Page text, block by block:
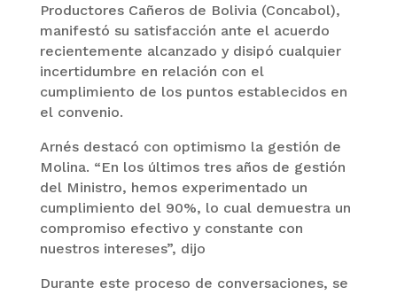
Productores Cañeros de Bolivia (Concabol),
manifestó su satisfacción ante el acuerdo
recientemente alcanzado y disipó cualquier
incertidumbre en relación con el
cumplimiento de los puntos establecidos en
el convenio.
Arnés destacó con optimismo la gestión de
Molina. “En los últimos tres años de gestión
del Ministro, hemos experimentado un
cumplimiento del 90%, lo cual demuestra un
compromiso efectivo y constante con
nuestros intereses”, dijo
Durante este proceso de conversaciones, se